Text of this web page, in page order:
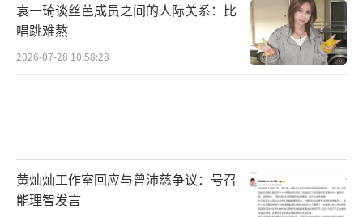
袁一琦谈丝芭成员之间的人际关系：比
唱跳难熬
2026-07-28 10:58:28
黄灿灿工作室回应与曾沛慈争议：号召
能理智发言